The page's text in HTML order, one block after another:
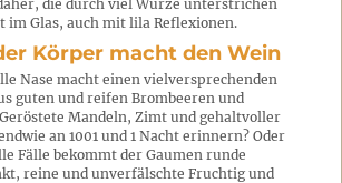
die durch viel Würze unterstrichen
im Glas, auch mit lila Reflexionen.
Körper macht den Wein
Nase macht einen vielversprechenden
guten und reifen Brombeeren und
Mandeln, Zimt und gehaltvoller
an 1001 und 1 Nacht erinnern? Oder
Fälle bekommt der Gaumen runde
reine und unverfälschte Fruchtig und